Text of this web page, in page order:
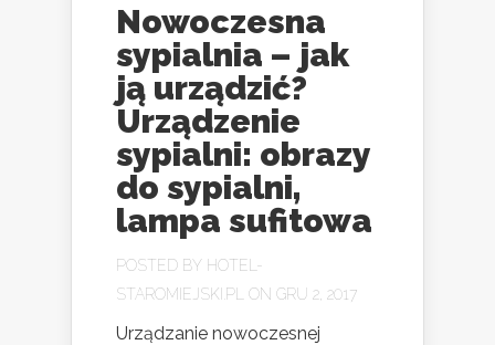
Nowoczesna
sypialnia – jak
ją urządzić?
Urządzenie
sypialni: obrazy
do sypialni,
lampa sufitowa
POSTED BY HOTEL-
STAROMIEJSKI.PL
ON GRU 2, 2017
Urządzanie nowoczesnej